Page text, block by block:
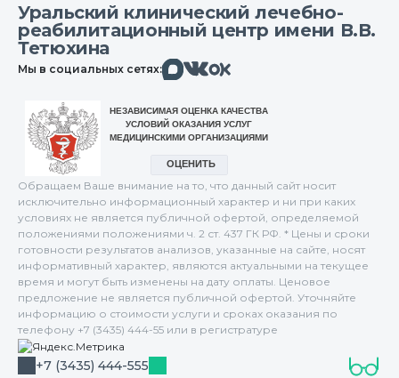
Уральский клинический лечебно-
реабилитационный центр имени В.В.
Тетюхина
Мы в социальных сетях:МаксВконтактеОдноклассники
Обращаем Ваше внимание на то, что данный сайт носит
исключительно информационный характер и ни при каких
условиях не является публичной офертой, определяемой
положениями положениями ч. 2 ст. 437 ГК РФ. * Цены и сроки
готовности результатов анализов, указанные на сайте, носят
информативный характер, являются актуальными на текущее
время и могут быть изменены на дату оплаты. Ценовое
предложение не является публичной офертой. Уточняйте
информацию о стоимости услуги и сроках оказания по
телефону +7 (3435) 444-55 или в регистратуре
+7 (3435) 444-555